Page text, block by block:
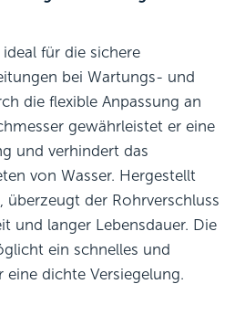
für die sichere
bei Wartungs- und
die flexible Anpassung an
gewährleistet er eine
und verhindert das
von Wasser. Hergestellt
der Rohrverschluss
und langer Lebensdauer. Die
ein schnelles und
eine dichte Versiegelung.